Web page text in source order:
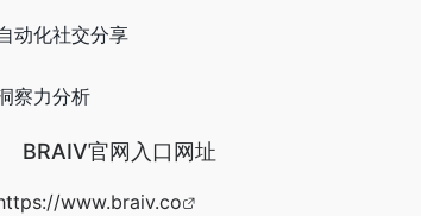
动化社交分享
察力分析
BRAIV官网入口网址
www.braiv.co